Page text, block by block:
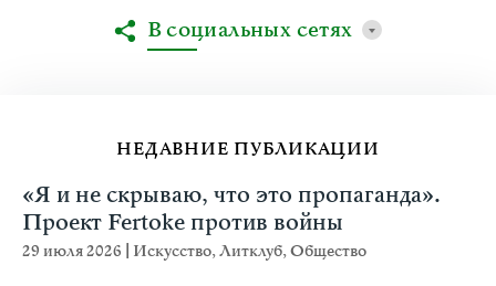
НЕДАВНИЕ ПУБЛИКАЦИИ
«Я и не скрываю, что это пропаганда».
Проект Fertoke против войны
29 июля 2026 Искусство,Литклуб,Общество
В социальных сетях